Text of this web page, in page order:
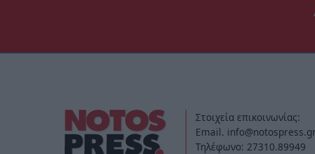
Στοιχεία επικοινωνίας:
Email. info@notospress.gr
Τηλέφωνο: 27310.89949